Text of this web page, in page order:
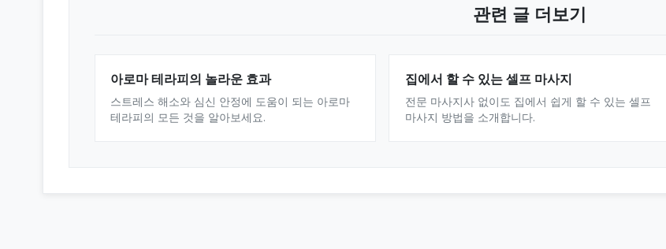
관련 글 더보기
아로마 테라피의 놀라운 효과
스트레스 해소와 심신 안정에 도움이 되는 아로마
테라피의 모든 것을 알아보세요.
집에서 할 수 있는 셀프 마사지
전문 마사지사 없이도 집에서 쉽게 할 수 있는 셀프
마사지 방법을 소개합니다.